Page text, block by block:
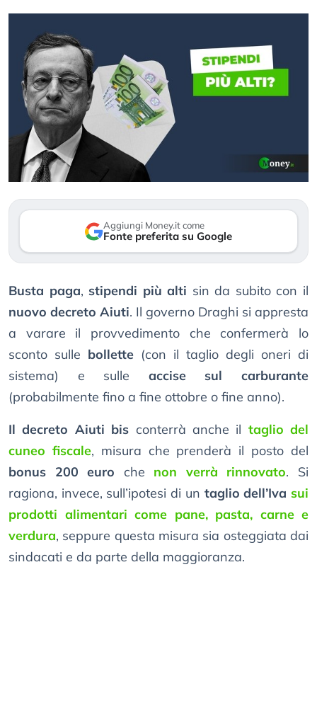
Aggiungi Money.it come
Fonte preferita su Google
Busta paga, stipendi più alti sin da subito con il
nuovo decreto Aiuti. Il governo Draghi si appresta
a varare il provvedimento che confermerà lo
sconto sulle bollette (con il taglio degli oneri di
sistema) e sulle accise sul carburante
(probabilmente fino a fine ottobre o fine anno).
Il decreto Aiuti bis conterrà anche il taglio del
cuneo fiscale, misura che prenderà il posto del
bonus 200 euro che non verrà rinnovato. Si
ragiona, invece, sull’ipotesi di un taglio dell’Iva sui
prodotti alimentari come pane, pasta, carne e
verdura, seppure questa misura sia osteggiata dai
sindacati e da parte della maggioranza.